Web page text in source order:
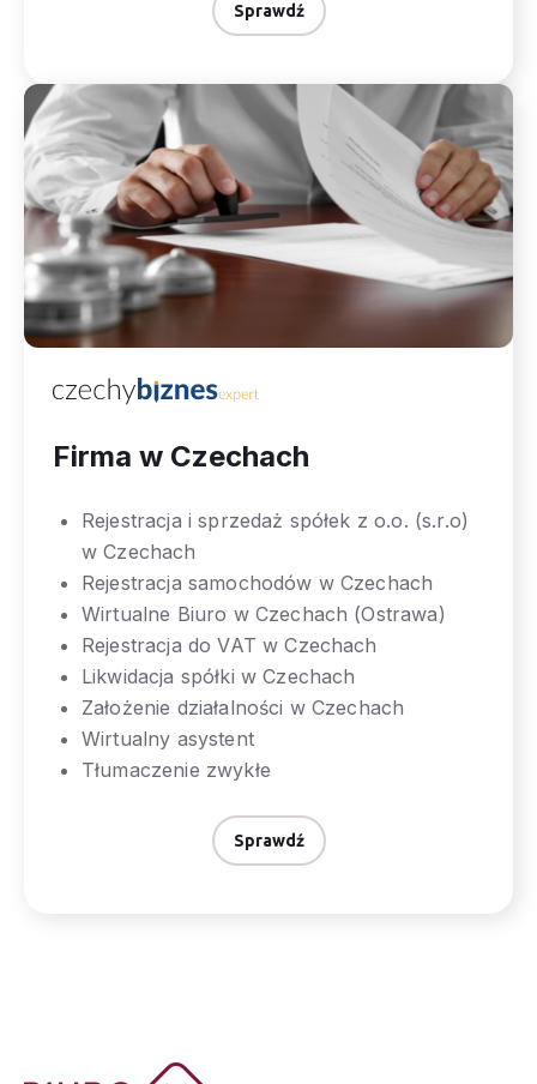
Sprawdź
Firma w Czechach
Rejestracja i sprzedaż spółek z o.o. (s.r.o)
w Czechach
Rejestracja samochodów w Czechach
Wirtualne Biuro w Czechach (Ostrawa)
Rejestracja do VAT w Czechach
Likwidacja spółki w Czechach
Założenie działalności w Czechach
Wirtualny asystent
Tłumaczenie zwykłe
Sprawdź